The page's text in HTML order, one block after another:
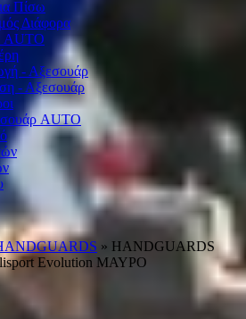
Πίσω
Διάφορα
AUTO
- Αξεσουάρ
- Αξεσουάρ
AUTO
» HANDGUARDS
Evolution ΜΑΥΡΟ